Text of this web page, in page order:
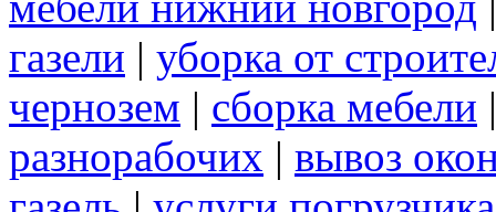
газели | уборка от
чернозем | сборка мебели
разнорабочих | вывоз